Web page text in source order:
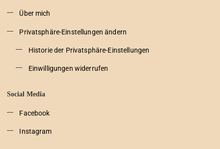
Über mich
Privatsphäre-Einstellungen ändern
Historie der Privatsphäre-Einstellungen
Einwilligungen widerrufen
Social Media
Facebook
Instagram